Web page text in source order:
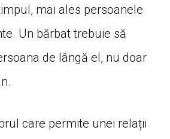
mai ales persoanele
Un bărbat trebuie să
de lângă el, nu doar
care permite unei relații